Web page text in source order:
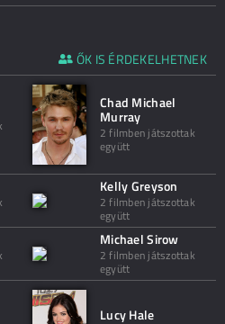
ŐK IS ÉRDEKELHETNEK
Chad Michael
Murray
2 filmben játszottak
együtt
Kelly Greyson
2 filmben játszottak
együtt
Michael Sirow
2 filmben játszottak
együtt
Lucy Hale